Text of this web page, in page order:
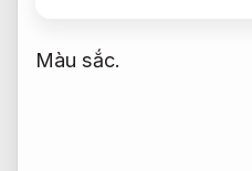
Màu sắc.